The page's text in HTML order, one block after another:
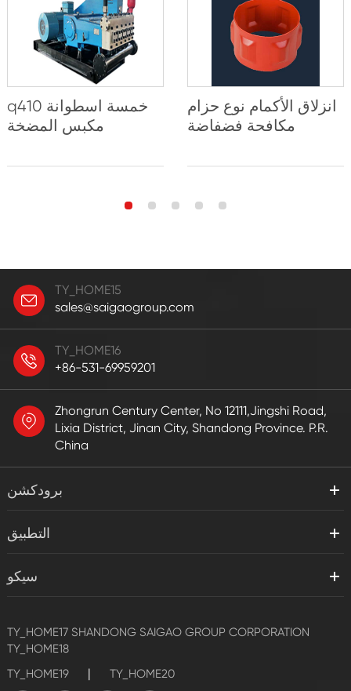
q410 خمسة اسطوانة
مكبس المضخة
انزلاق الأكمام نوع حزام
مكافحة فضفاضة
TY_HOME15
sales@saigaogroup.com
TY_HOME16
+86-531-69959201
Zhongrun Century Center, No 12111,Jingshi Road,
Lixia District, Jinan City, Shandong Province. P.R.
China
برودكشن
التطبيق
سيكو
TY_HOME17 SHANDONG SAIGAO GROUP CORPORATION
TY_HOME18
TY_HOME19
| TY_HOME20